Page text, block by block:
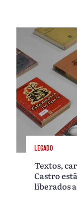
LEGADO
Textos,
Castro
liberados